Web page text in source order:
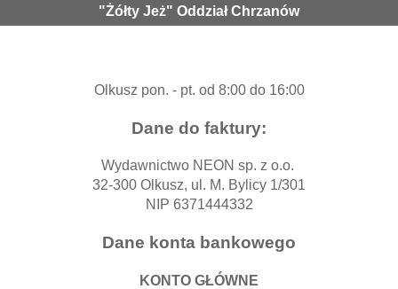
"Żółty Jeż" Oddział Chrzanów
Olkusz pon. - pt. od 8:00 do 16:00
Dane do faktury:
Wydawnictwo NEON sp. z o.o.
32-300 Olkusz, ul. M. Bylicy 1/301
NIP 6371444332
Dane konta bankowego
KONTO GŁÓWNE